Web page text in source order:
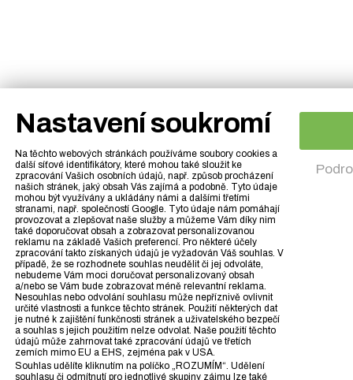
Nastavení soukromí
Na těchto webových stránkách používáme soubory cookies a
další síťové identifikátory, které mohou také sloužit ke
zpracování Vašich osobních údajů, např. způsob procházení
našich stránek, jaký obsah Vás zajímá a podobně. Tyto údaje
mohou být využívány a ukládány námi a dalšími třetími
stranami, např. společností Google. Tyto údaje nám pomáhají
provozovat a zlepšovat naše služby a můžeme Vám díky nim
také doporučovat obsah a zobrazovat personalizovanou
reklamu na základě Vašich preferencí. Pro některé účely
zpracování takto získaných údajů je vyžadován Váš souhlas. V
případě, že se rozhodnete souhlas neudělit či jej odvoláte,
nebudeme Vám moci doručovat personalizovaný obsah
a/nebo se Vám bude zobrazovat méně relevantní reklama.
Nesouhlas nebo odvolání souhlasu může nepříznivě ovlivnit
určité vlastnosti a funkce těchto stránek. Použití některých dat
je nutné k zajištění funkčnosti stránek a uživatelského bezpečí
a souhlas s jejich použitím nelze odvolat. Naše použití těchto
údajů může zahrnovat také zpracování údajů ve třetích
zemích mimo EU a EHS, zejména pak v USA.
Souhlas udělíte kliknutím na políčko „ROZUMÍM“. Udělení
souhlasu či odmítnutí pro jednotlivé skupiny zájmu lze také